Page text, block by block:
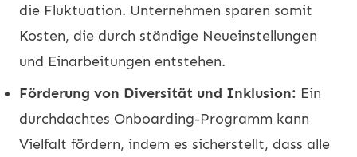
die Fluktuation. Unternehmen sparen somit
Kosten, die durch ständige Neueinstellungen
und Einarbeitungen entstehen.
Förderung von Diversität und Inklusion: Ein
durchdachtes Onboarding-Programm kann
Vielfalt fördern, indem es sicherstellt, dass alle